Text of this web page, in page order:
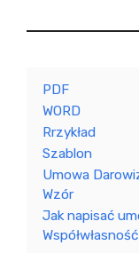
PDF
WORD
Rrzykład
Szablon
Umowa
Wzór
Jak napisać
Współwłasność